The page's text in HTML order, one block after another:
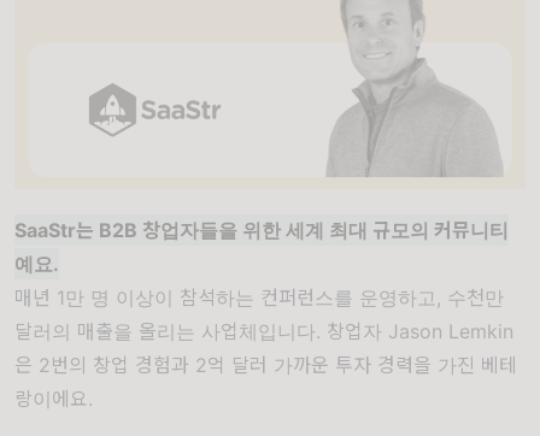
SaaStr는 B2B 창업자들을 위한 세계 최대 규모의 커뮤니티
예요.
매년 1만 명 이상이 참석하는 컨퍼런스를 운영하고, 수천만
달러의 매출을 올리는 사업체입니다. 창업자 Jason Lemkin
은 2번의 창업 경험과 2억 달러 가까운 투자 경력을 가진 베테
랑이에요.